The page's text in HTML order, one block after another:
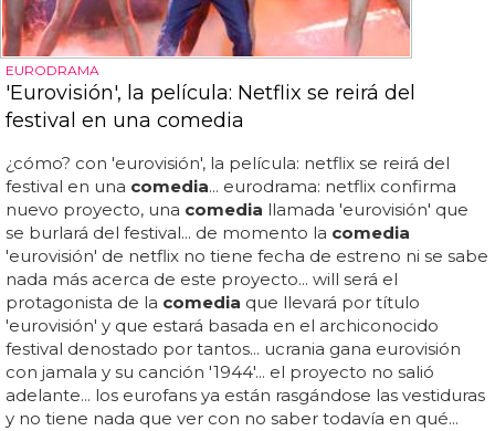
EURODRAMA
'Eurovisión', la película: Netflix se reirá del
festival en una comedia
¿cómo? con 'eurovisión', la película: netflix se reirá del
festival en una comedia... eurodrama: netflix confirma
nuevo proyecto, una comedia llamada 'eurovisión' que
se burlará del festival... de momento la comedia
'eurovisión' de netflix no tiene fecha de estreno ni se sabe
nada más acerca de este proyecto... will será el
protagonista de la comedia que llevará por título
'eurovisión' y que estará basada en el archiconocido
festival denostado por tantos... ucrania gana eurovisión
con jamala y su canción '1944'... el proyecto no salió
adelante... los eurofans ya están rasgándose las vestiduras
y no tiene nada que ver con no saber todavía en qué...